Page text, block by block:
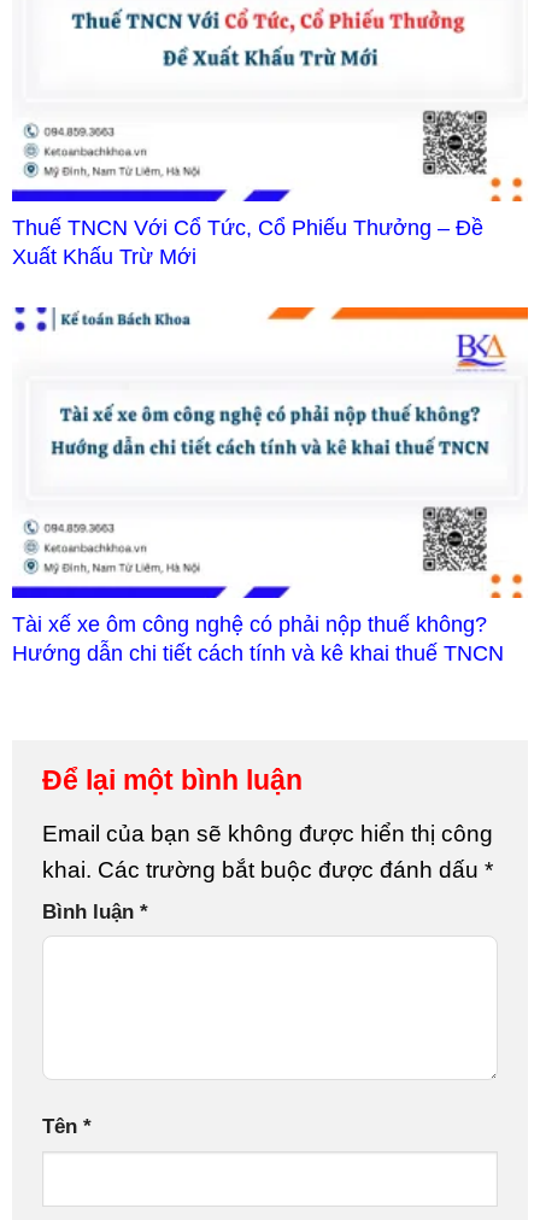
Thuế TNCN Với Cổ Tức, Cổ Phiếu Thưởng – Đề
Xuất Khấu Trừ Mới
Tài xế xe ôm công nghệ có phải nộp thuế không?
Hướng dẫn chi tiết cách tính và kê khai thuế TNCN
Để lại một bình luận
Email của bạn sẽ không được hiển thị công
khai. Các trường bắt buộc được đánh dấu *
Bình luận *
Tên *